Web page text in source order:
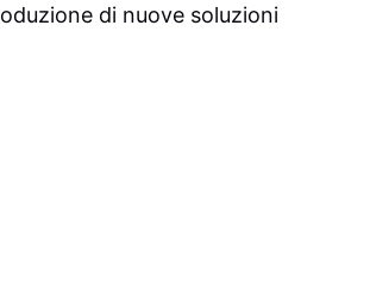
di nuove soluzioni